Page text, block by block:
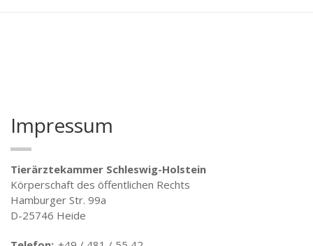
Impressum
Tierärztekammer Schleswig-Holstein
Körperschaft des öffentlichen Rechts
Hamburger Str. 99a
D-25746 Heide